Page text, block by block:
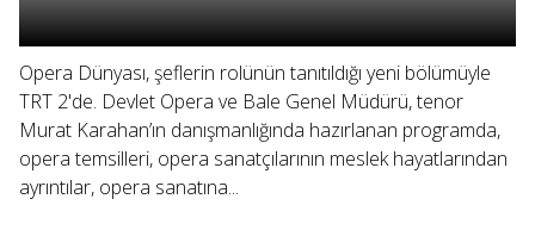
Opera Dünyası, şeflerin rolünün tanıtıldığı yeni bölümüyle
TRT 2'de. Devlet Opera ve Bale Genel Müdürü, tenor
Murat Karahan’ın danışmanlığında hazırlanan programda,
opera temsilleri, opera sanatçılarının meslek hayatlarından
ayrıntılar, opera sanatına...